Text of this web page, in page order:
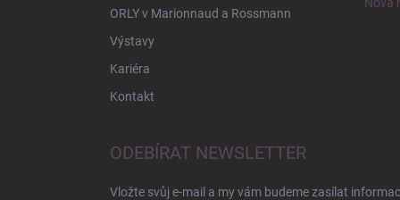
ORLY v Marionnaud a Rossmann
Výstavy
Kariéra
Kontakt
ODEBÍRAT NEWSLETTER
Vložte svůj e-mail a my vám budeme zasílat